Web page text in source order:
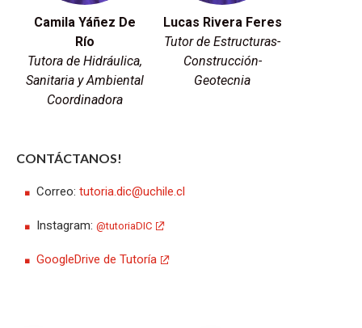
Camila Yáñez De
Río
Tutora de Hidráulica,
Sanitaria y Ambiental
Coordinadora
Lucas Rivera Feres
Tutor de Estructuras-
Construcción-
Geotecnia
CONTÁCTANOS!
Correo: tutoria.dic@uchile.cl
Instagram: @tutoriaDIC
GoogleDrive de Tutoría